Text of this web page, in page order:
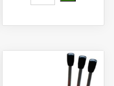
Distributeur